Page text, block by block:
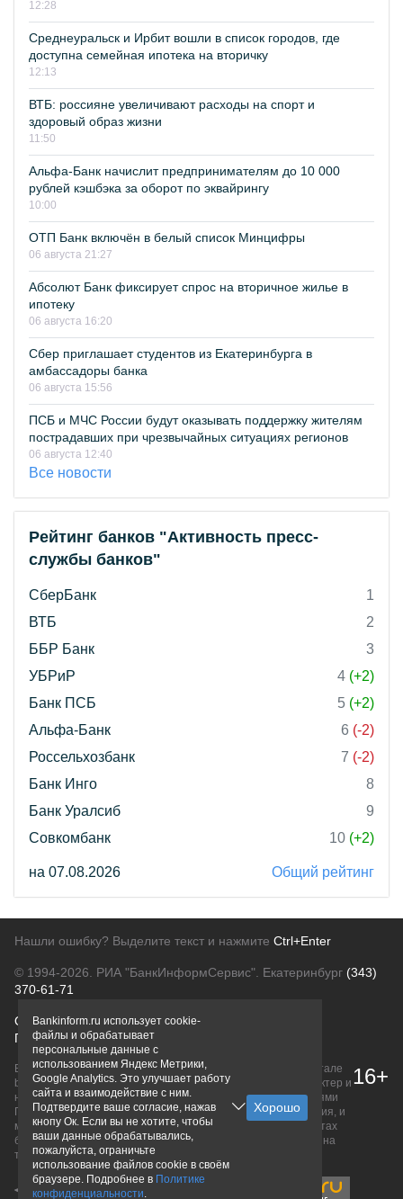
12:28
Среднеуральск и Ирбит вошли в список городов, где
доступна семейная ипотека на вторичку
12:13
ВТБ: россияне увеличивают расходы на спорт и
здоровый образ жизни
11:50
Альфа-Банк начислит предпринимателям до 10 000
рублей кэшбэка за оборот по эквайрингу
10:00
ОТП Банк включён в белый список Минцифры
06 августа 21:27
Абсолют Банк фиксирует спрос на вторичное жилье в
ипотеку
06 августа 16:20
Сбер приглашает студентов из Екатеринбурга в
амбассадоры банка
06 августа 15:56
ПСБ и МЧС России будут оказывать поддержку жителям
пострадавших при чрезвычайных ситуациях регионов
06 августа 12:40
Все новости
Рейтинг банков "Активность пресс-
службы банков"
СберБанк
1
ВТБ
2
ББР Банк
3
УБРиР
4 (+2)
Банк ПСБ
5 (+2)
Альфа-Банк
6 (-2)
Россельхозбанк
7 (-2)
Банк Инго
8
Банк Уралсиб
9
Совкомбанк
10 (+2)
на 07.08.2026 Общий рейтинг
Нашли ошибку? Выделите текст и нажмите Ctrl+Enter
© 1994-2026. РИА "БанкИнформСервис". Екатеринбург (343)
370-61-71
О проектеПолитика конфиденциальности
Правовая информацияДля рекламодателей
Вся информация о продуктах банков, размещенная на портале
bankinform.ru, носит исключительно ознакомительный характер и
не является публичной офертой, определяемой положениями
ГК РФ. Информация не содержит точного и полного описания, и
может быть изменена. Конечные условия уточняйте на сайтах
банков или при личном обращении. Исключительное право на
товарные знаки принадлежит их правообладателям.
16+
Bankinform.ru использует cookie-
файлы и обрабатывает
персональные данные с
использованием Яндекс Метрики,
Google Analytics. Это улучшает работу
сайта и взаимодействие с ним.
Подтвердите ваше согласие, нажав
кнопу Ок. Если вы не хотите, чтобы
ваши данные обрабатывались,
пожалуйста, ограничьте
использование файлов cookie в своём
браузере. Подробнее в Политике
конфиденциальности.